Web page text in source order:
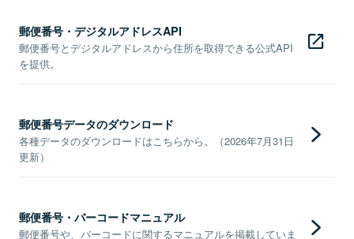
郵便番号・デジタルアドレスAPI
郵便番号とデジタルアドレスから住所を取得できる公式API
を提供。
郵便番号データのダウンロード
各種データのダウンロードはこちらから。（2026年7月31日
更新）
郵便番号・バーコードマニュアル
郵便番号や、バーコードに関するマニュアルを掲載していま